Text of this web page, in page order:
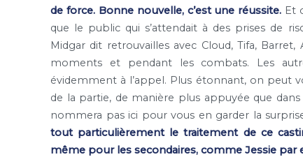
de force. Bonne nouvelle, c’est une réussite. Et
que le public qui s’attendait à des prises de
Midgar dit retrouvailles avec Cloud, Tifa,
moments et pendant les combats. Les
évidemment à l’appel. Plus étonnant, on peut
de la partie, de manière plus appuyée que dans
nommera pas ici pour vous en garder la
tout particulièrement le traitement de ce
même pour les secondaires, comme Jessie par